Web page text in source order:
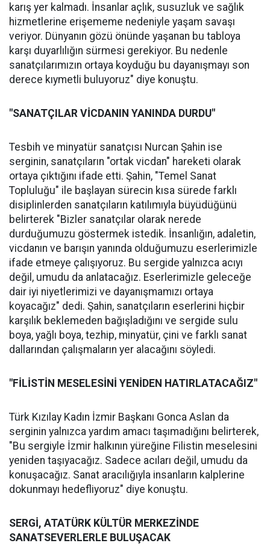
karış yer kalmadı. İnsanlar açlık, susuzluk ve sağlık
hizmetlerine erişememe nedeniyle yaşam savaşı
veriyor. Dünyanın gözü önünde yaşanan bu tabloya
karşı duyarlılığın sürmesi gerekiyor. Bu nedenle
sanatçılarımızın ortaya koyduğu bu dayanışmayı son
derece kıymetli buluyoruz" diye konuştu.
"SANATÇILAR VİCDANIN YANINDA DURDU"
Tesbih ve minyatür sanatçısı Nurcan Şahin ise
serginin, sanatçıların "ortak vicdan" hareketi olarak
ortaya çıktığını ifade etti. Şahin, "Temel Sanat
Topluluğu" ile başlayan sürecin kısa sürede farklı
disiplinlerden sanatçıların katılımıyla büyüdüğünü
belirterek "Bizler sanatçılar olarak nerede
durduğumuzu göstermek istedik. İnsanlığın, adaletin,
vicdanın ve barışın yanında olduğumuzu eserlerimizle
ifade etmeye çalışıyoruz. Bu sergide yalnızca acıyı
değil, umudu da anlatacağız. Eserlerimizle geleceğe
dair iyi niyetlerimizi ve dayanışmamızı ortaya
koyacağız" dedi. Şahin, sanatçıların eserlerini hiçbir
karşılık beklemeden bağışladığını ve sergide sulu
boya, yağlı boya, tezhip, minyatür, çini ve farklı sanat
dallarından çalışmaların yer alacağını söyledi.
"FİLİSTİN MESELESİNİ YENİDEN HATIRLATACAĞIZ"
Türk Kızılay Kadın İzmir Başkanı Gonca Aslan da
serginin yalnızca yardım amacı taşımadığını belirterek,
"Bu sergiyle İzmir halkının yüreğine Filistin meselesini
yeniden taşıyacağız. Sadece acıları değil, umudu da
konuşacağız. Sanat aracılığıyla insanların kalplerine
dokunmayı hedefliyoruz" diye konuştu.
SERGİ, ATATÜRK KÜLTÜR MERKEZİNDE
SANATSEVERLERLE BULUŞACAK